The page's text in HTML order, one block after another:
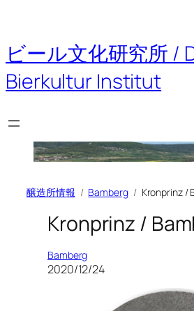
を
ス
キ
ッ
ビール文化研究所 /
Bierkultur Institut
醸造所情報 Bamberg Kronprinz /
Kronprinz /
Bamberg
2020/12/24